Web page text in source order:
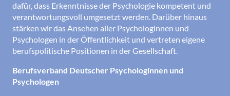
dafür, dass Erkenntnisse der Psychologie kompetent und
verantwortungsvoll umgesetzt werden. Darüber hinaus
stärken wir das Ansehen aller Psychologinnen und
Psychologen in der Öffentlichkeit und vertreten eigene
berufspolitische Positionen in der Gesellschaft.
Berufsverband Deutscher Psychologinnen und
Psychologen